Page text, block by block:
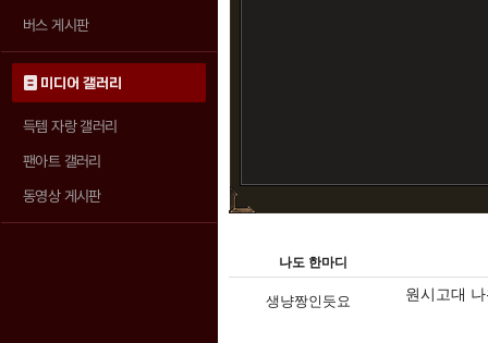
버스 게시판
미디어 갤러리
득템 자랑 갤러리
팬아트 갤러리
동영상 게시판
나도 한마디
생냥짱인듯요 원시고대